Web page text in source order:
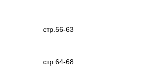
стр.56-63
стр.64-68